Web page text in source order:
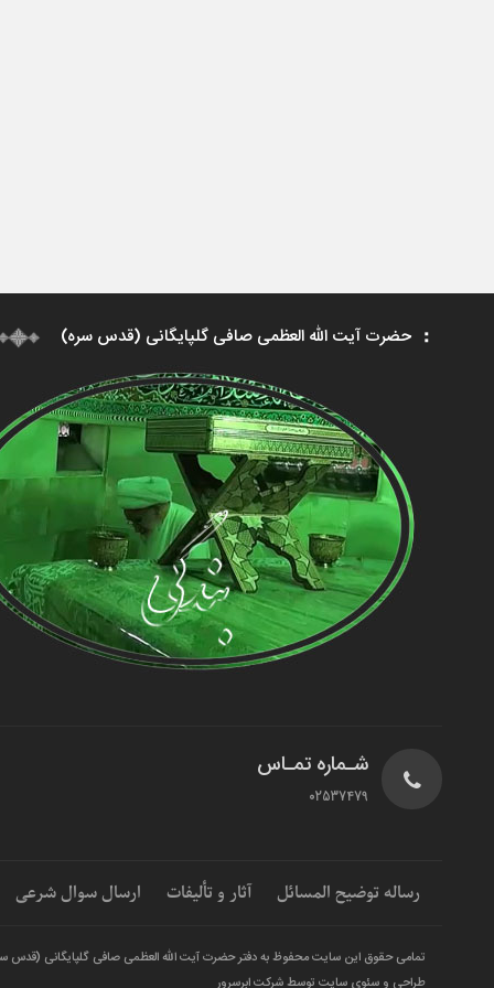
حضرت آیت الله العظمی صافی گلپایگانی (قدس سره)
شـماره تمـاس
02537479
رساله توضیح المسائل آثار و تألیفات ارسال سوال شرعی
تمامی حقوق این سایت محفوظ به دفتر حضرت آیت الله العظمی صافی گلپایگانی (قدس
طراحی و سئوی سایت توسط شرکت ابرسرور